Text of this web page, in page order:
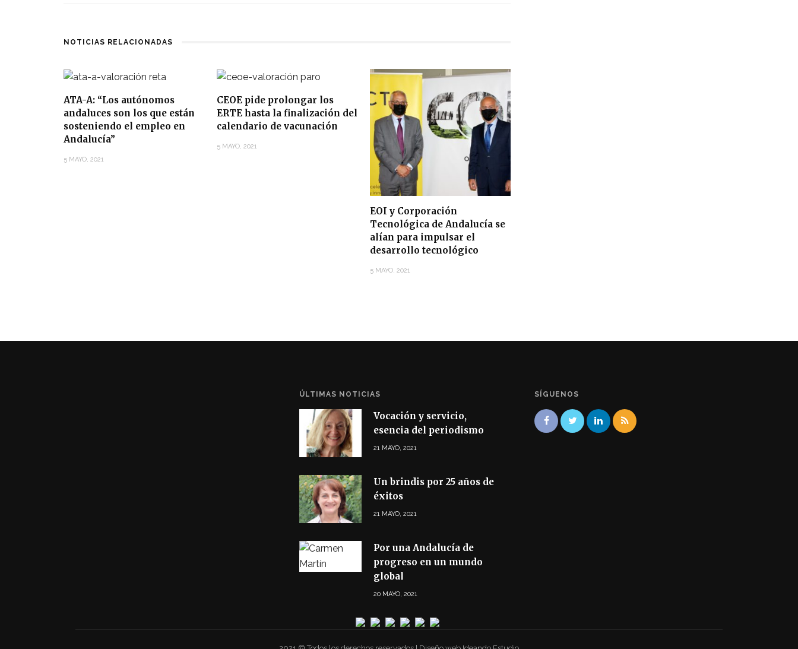
NOTICIAS RELACIONADAS
ATA-A: “Los autónomos
andaluces son los que están
sosteniendo el empleo en
Andalucía”
5 MAYO, 2021
CEOE pide prolongar los
ERTE hasta la finalización del
calendario de vacunación
5 MAYO, 2021
EOI y Corporación
Tecnológica de Andalucía se
alían para impulsar el
desarrollo tecnológico
5 MAYO, 2021
ÚLTIMAS NOTICIAS
Vocación y servicio,
esencia del periodismo
21 MAYO, 2021
Un brindis por 25 años de
éxitos
21 MAYO, 2021
Por una Andalucía de
progreso en un mundo
global
20 MAYO, 2021
SÍGUENOS